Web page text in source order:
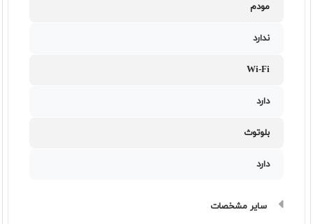
مودم
ندارد
Wi-Fi
دارد
بلوتوث
دارد
سایر مشخصات